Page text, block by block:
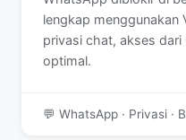
lengkap menggunakan
privasi chat, akses dari
optimal.
💬 WhatsApp · Privasi ·